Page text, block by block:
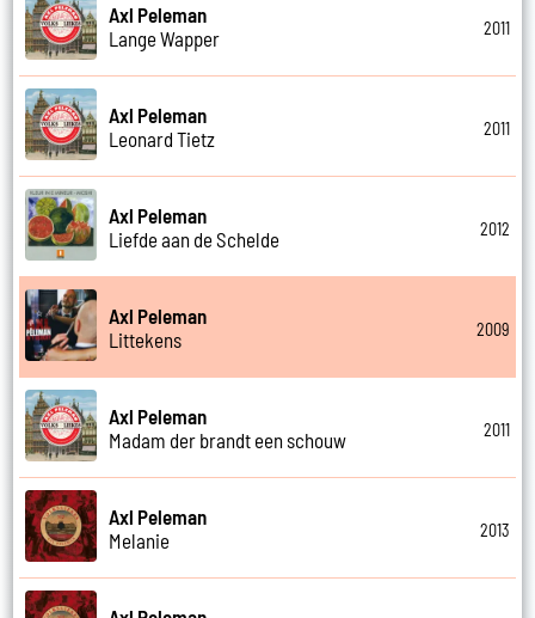
Axl Peleman
Lange Wapper
2011
Axl Peleman
Leonard Tietz
2011
Axl Peleman
Liefde aan de Schelde
2012
Axl Peleman
Littekens
2009
Axl Peleman
Madam der brandt een schouw
2011
Axl Peleman
Melanie
2013